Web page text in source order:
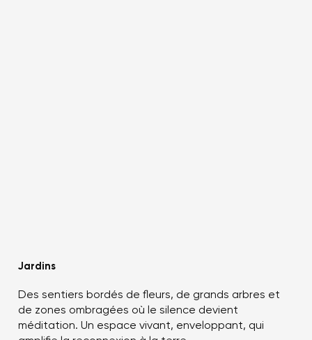
Jardins
Des sentiers bordés de fleurs, de grands arbres et
de zones ombragées où le silence devient
méditation. Un espace vivant, enveloppant, qui